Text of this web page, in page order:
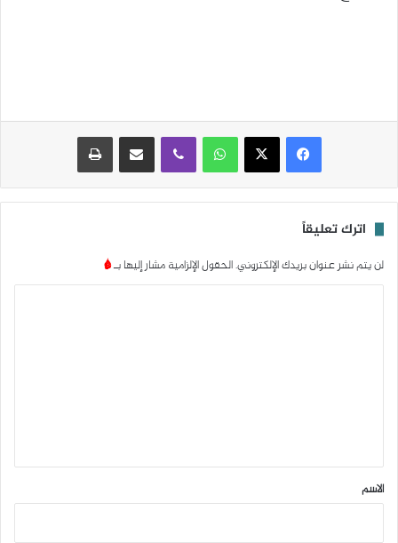
واتساب مشاركة عبر البريد
اترك تعليقاً
لن يتم نشر عنوان بريدك الإلكتروني.الحقول الإلزامية مشار إليها بـ*
*
الاسم